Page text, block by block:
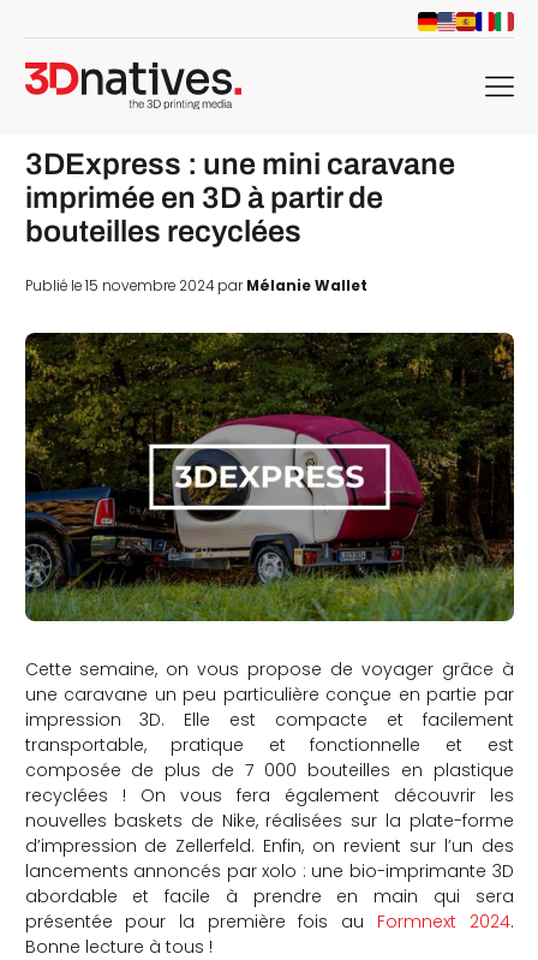
menu
3DExpress : une mini caravane
imprimée en 3D à partir de
bouteilles recyclées
Publié le 15 novembre 2024 parMélanie Wallet
Cette semaine, on vous propose de voyager grâce à
une caravane un peu particulière conçue en partie par
impression 3D. Elle est compacte et facilement
transportable, pratique et fonctionnelle et est
composée de plus de 7 000 bouteilles en plastique
recyclées ! On vous fera également découvrir les
nouvelles baskets de Nike, réalisées sur la plate-forme
d’impression de Zellerfeld. Enfin, on revient sur l’un des
lancements annoncés par xolo : une bio-imprimante 3D
abordable et facile à prendre en main qui sera
présentée pour la première fois au Formnext 2024.
Bonne lecture à tous !